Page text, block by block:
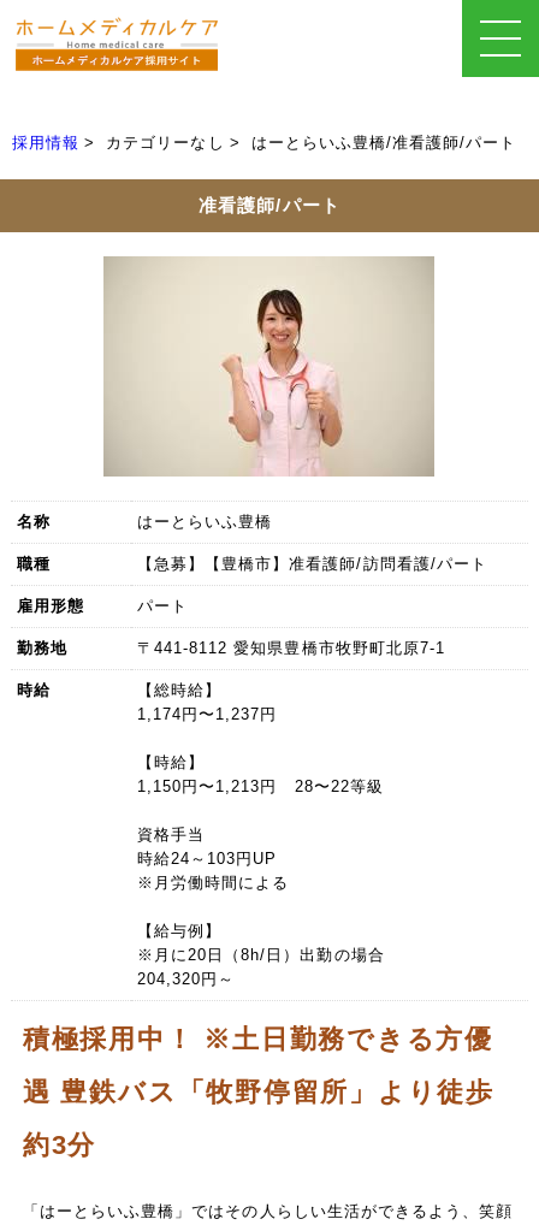
採用情報 カテゴリーなし はーとらいふ豊橋/准看護師/パート
准看護師/パート
名称 はーとらいふ豊橋
職種 【急募】【豊橋市】准看護師/訪問看護/パート
雇用形態 パート
勤務地 〒441-8112 愛知県豊橋市牧野町北原7-1
時給
【総時給】
1,174円〜1,237円
【時給】
1,150円〜1,213円 28〜22等級
資格手当
時給24～103円UP
※月労働時間による
【給与例】
※月に20日（8h/日）出勤の場合
204,320円～
積極採用中！ ※土日勤務できる方優
遇 豊鉄バス「牧野停留所」より徒歩
約3分
「はーとらいふ豊橋」ではその人らしい生活ができるよう、笑顔